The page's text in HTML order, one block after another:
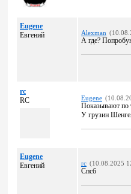
Eugene
Евгений
Alexman
А где?
rc
RC
Eugene
Показывают по
У грузин
Eugene
Евгений
rc (10.08.2025
Спсб